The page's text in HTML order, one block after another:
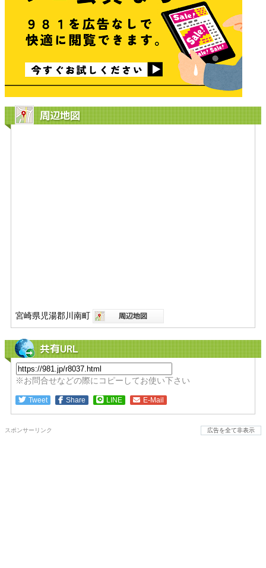
周辺地図
宮崎県児湯郡川南町
共有URL
※お問合せなどの際にコピーしてお使い下さい
Tweet Share LINE E-Mail
スポンサーリンク 広告を全て非表示